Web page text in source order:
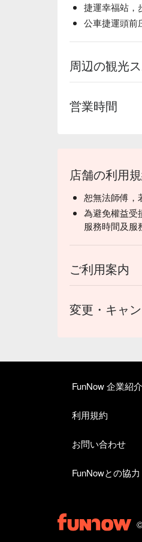
捷運幸福站，
公車捷運頭前
周辺の観光
営業時間
店舗の利用
恕無法師傅，
為避免權益受
服務時間及服
ご利用案内
変更・キャ
FunNow 企業紹介
利用規約
お問い合わせ
FunNowとの協力